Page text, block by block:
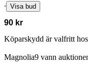
∙ Visa bud
90 kr
Köparskydd är valfritt
Magnolia9 vann